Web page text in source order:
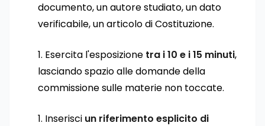
documento, un autore studiato, un dato
verificabile, un articolo di Costituzione.
Esercita l'esposizione tra i 10 e i 15 minuti,
lasciando spazio alle domande della
commissione sulle materie non toccate.
Inserisci un riferimento esplicito di